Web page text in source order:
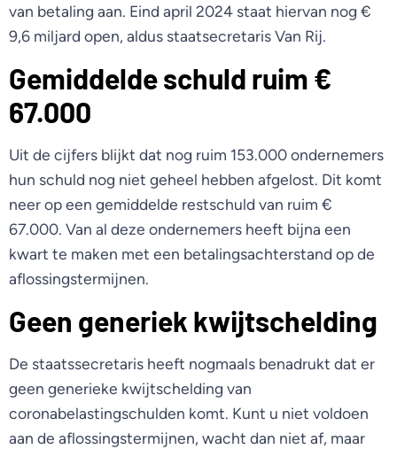
van betaling aan. Eind april 2024 staat hiervan nog €
9,6 miljard open, aldus staatsecretaris Van Rij.
Gemiddelde schuld ruim €
67.000
Uit de cijfers blijkt dat nog ruim 153.000 ondernemers
hun schuld nog niet geheel hebben afgelost. Dit komt
neer op een gemiddelde restschuld van ruim €
67.000. Van al deze ondernemers heeft bijna een
kwart te maken met een betalingsachterstand op de
aflossingstermijnen.
Geen generiek kwijtschelding
De staatssecretaris heeft nogmaals benadrukt dat er
geen generieke kwijtschelding van
coronabelastingschulden komt. Kunt u niet voldoen
aan de aflossingstermijnen, wacht dan niet af, maar